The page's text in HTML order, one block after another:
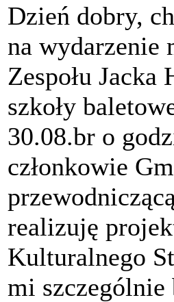
Dzień dobry,
na wydarzenie
Zespołu
szkoły
30.08.br o
członkowie
realizuję
Kulturalnego
mi